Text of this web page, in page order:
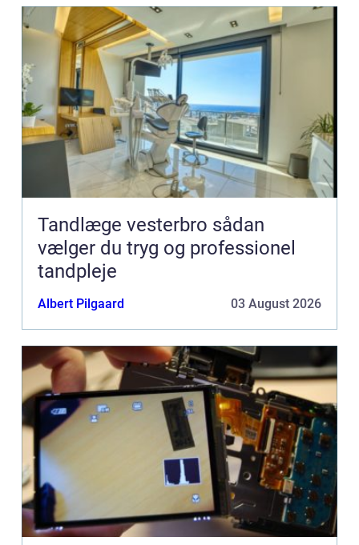
Tandlæge vesterbro sådan
vælger du tryg og professionel
tandpleje
Albert Pilgaard 03 August 2026